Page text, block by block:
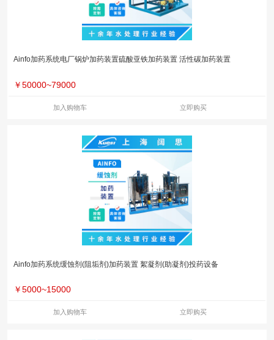
Ainfo加药系统电厂锅炉加药装置硫酸亚铁加药装置 活性碳加药装置
￥50000~79000
加入购物车 立即购买
Ainfo加药系统缓蚀剂(阻垢剂)加药装置 絮凝剂(助凝剂)投药设备
￥5000~15000
加入购物车 立即购买